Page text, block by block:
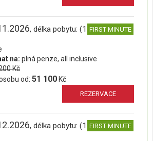
, délka pobytu: (11 dní)FIRST MINUTE
na: plná penze, all inclusive
Kč
od: 51 100 Kč
REZERVACE
, délka pobytu: (15 dní)FIRST MINUTE